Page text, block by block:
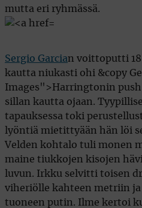
mutta eri ryhmässä.
Sergio Garcian voittoputti
kautta niukasti ohi &copy
Images">Harringtonin
sillan kautta ojaan.
tapauksessa toki
lyöntiä mietittyään hän löi
Velden kohtalo tuli monen
maine tiukkojen kisojen
luvun. Irkku selvitti toisen
viheriölle kahteen metriin
tuoneen putin. Ilme kertoi